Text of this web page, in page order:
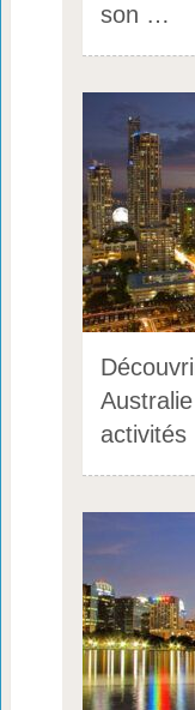
son …